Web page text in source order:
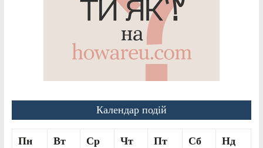
Календар подій
Пн Вт Ср Чт Пт Сб Нд